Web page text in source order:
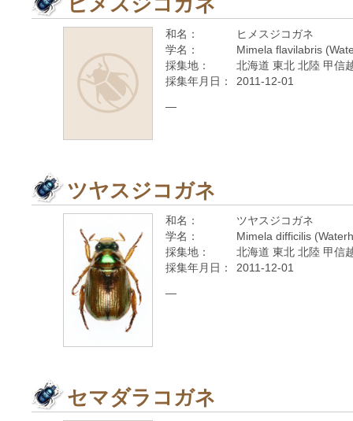
和名：
ヒメスジコガネ
学名：
Mimela flavilabris
採集地：
北海道 東北 北陸 甲信
採集年月日：
2011-12-01
—
ツヤスジコガネ
和名：
ツヤスジコガネ
学名：
Mimela difficilis
採集地：
北海道 東北 北陸 甲信
採集年月日：
2011-12-01
—
セマダラコガネ